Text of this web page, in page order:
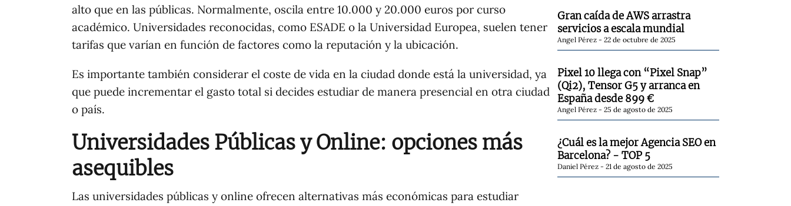
alto que en las públicas. Normalmente, oscila entre 10.000 y 20.000 euros por curso
académico. Universidades reconocidas, como ESADE o la Universidad Europea, suelen tener
tarifas que varían en función de factores como la reputación y la ubicación.
Es importante también considerar el coste de vida en la ciudad donde está la universidad, ya
que puede incrementar el gasto total si decides estudiar de manera presencial en otra ciudad
o país.
Universidades Públicas y Online: opciones más
asequibles
Las universidades públicas y online ofrecen alternativas más económicas para estudiar
Gran caída de AWS arrastra
servicios a escala mundial
Angel Pérez 22 de octubre de 2025
Pixel 10 llega con “Pixel Snap”
(Qi2), Tensor G5 y arranca en
España desde 899 €
Angel Pérez 25 de agosto de 2025
¿Cuál es la mejor Agencia SEO en
Barcelona? - TOP 5
Daniel Pérez 21 de agosto de 2025